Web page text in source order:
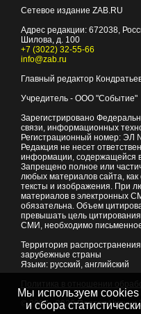
Сетевое издание ZAB.RU
Адрес редакции: 672038 ,
Шилова, д. 100
+7 (3022) 32-55-66
info@zab.ru
Главный редактор
Учредитель - ООО "Событие"
Зарегистрировано
связи, информационных
Регистрационный номер: ЭЛ
Редакция не несет
информации, содержащейся
Запрещено полное или
любых материалов сайта,
тексты и изображения. При
материалов в электронных
обязательна. Объем
превышать цель
СМИ, необходимо
Территория
зарубежные страны
Языки: русский, английский
© 2007 - 2026Портал Читы и
Мы используем cookies
и сбора